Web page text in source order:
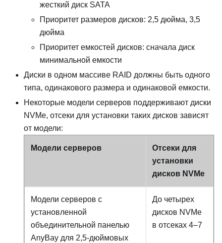
жесткий диск SATA
Приоритет размеров дисков: 2,5 дюйма, 3,5
дюйма
Приоритет емкостей дисков: сначала диск
минимальной емкости
Диски в одном массиве RAID должны быть одного
типа, одинакового размера и одинаковой емкости.
Некоторые модели серверов поддерживают диски
NVMe, отсеки для установки таких дисков зависят
от модели:
Модели серверов
Отсеки для
установки
дисков NVMe
Модели серверов с
установленной
объединительной панелью
AnyBay для 2,5-дюймовых
До четырех
дисков NVMe
в отсеках 4–7